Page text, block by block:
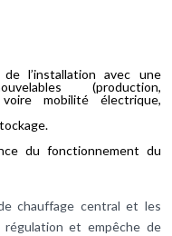
l’installation avec une
(production,
mobilité électrique,
du fonctionnement du
chauffage central et les
et empêche de